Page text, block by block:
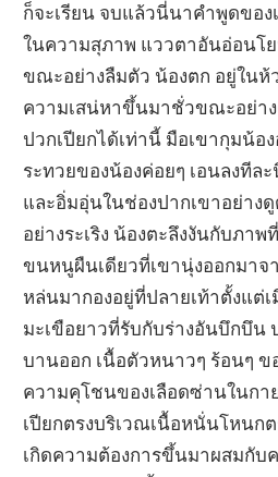
ก็จะเรียน จบแล้วนี่นาคำพูดของ
ในความสุภาพ แววตาอันอ่อนโ
ขณะอย่างลืมตัว น้องตก อยู่ในห้
ความเสน่หาขึ้นมาชั่วขณะอย่า
ปวกเปียกได้เท่านี้ มือเขากุมน้อ
ระทวยของน้องค่อยๆ เอนลงทีล
และอิ่มอุ่นในช่องปากเขาอย่าง
อย่างระเริง น้องตะลึงงันกับภาพ
ขนหนูผืนเดียวที่เขานุ่งออกมาจ
หล่นมากองอยู่ที่ปลายเท้าตั้งแต่เ
มะเขือยาวที่รับกับร่างอันบึกบึน
บานออก เนื้อตัวหนาวๆ ร้อนๆ ข
ความคุโชนของเลือดซ่านในกา
เปียกตรงบริเวณเนื้อหนั่นโหนก
เกิดความต้องการขึ้นมาผสมกับ